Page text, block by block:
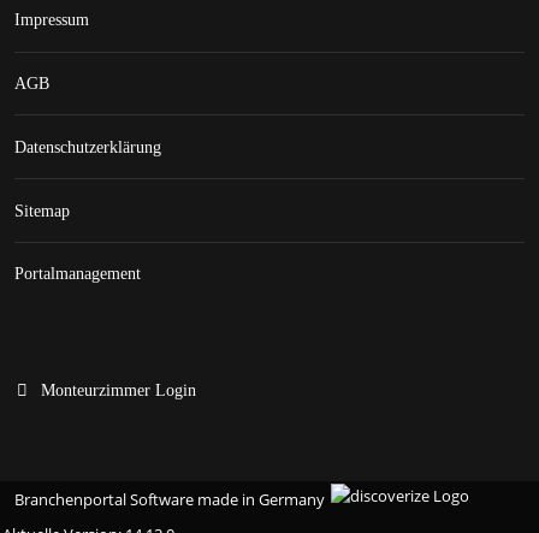
Impressum
AGB
Datenschutzerklärung
Sitemap
Portalmanagement
Monteurzimmer Login
Branchenportal Software made in Germany